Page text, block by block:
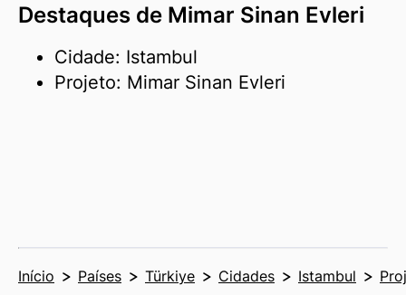
Destaques de Mimar Sinan Evleri
Cidade: Istambul
Projeto: Mimar Sinan Evleri
Início Países Türkiye Cidades Istambul